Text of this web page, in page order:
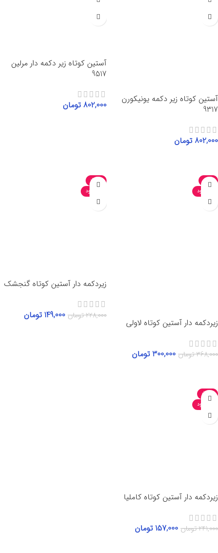
آستین کوتاه زیر دکمه یونیکورن
9317
802,000 تومان
آستین کوتاه زیر دکمه دار مرلین
9517
802,000 تومان
-18%
ناموجود
زیردکمه دار آستین کوتاه لاولی
368,000تومان 300,000 تومان
-35%
ناموجود
زیردکمه دار آستین کوتاه گنجشک
228,000تومان 149,000 تومان
-35%
ناموجود
زیردکمه دار آستین کوتاه کاملیا
241,000تومان 157,000 تومان